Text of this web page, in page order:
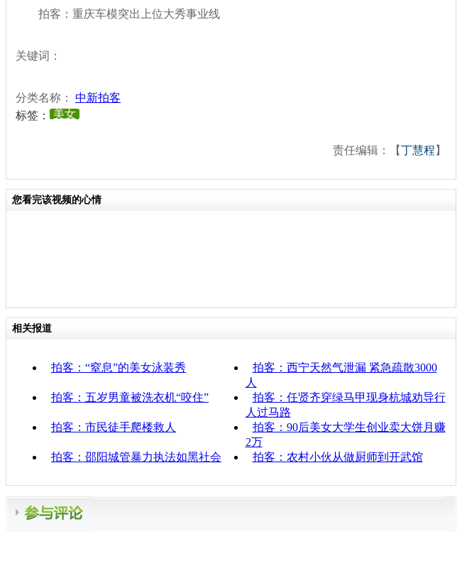
拍客：重庆车模突出上位大秀事业线
关键词：
分类名称： 中新拍客
标签：
美女
责任编辑：【丁慧程 】
您看完该视频的心情
相关报道
拍客：“窒息”的美女泳装秀
拍客：西宁天然气泄漏 紧急疏散3000
人
拍客：五岁男童被洗衣机“咬住”
拍客：任贤齐穿绿马甲现身杭城劝导行
人过马路
拍客：市民徒手爬楼救人
拍客：90后美女大学生创业卖大饼月赚
2万
拍客：邵阳城管暴力执法如黑社会
拍客：农村小伙从做厨师到开武馆